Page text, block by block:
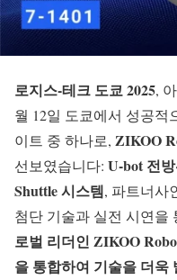
로지스-테크 도쿄 2025,
월 12일 도쿄에서 성공
이트 중 하나로, ZIKOO
선보였습니다: U-bot 전
Shuttle 시스템, 파트너사
첨단 기술과 실전 시연을
로벌 리더인 ZIKOO
을 통합하여 기술을 더욱